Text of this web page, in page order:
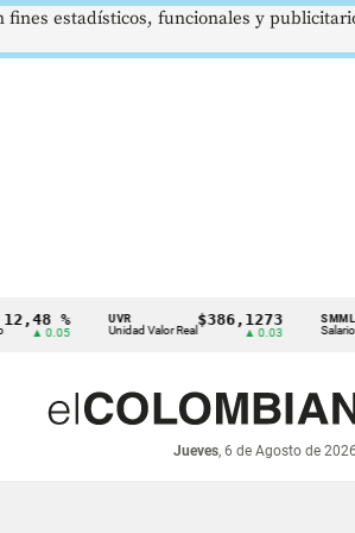
% UVR
Unidad Valor Real
$386,1273 SMMLV
Salario Mínimo
Jueves, 6 de Agosto de 2026
estadísticos, funcionales y